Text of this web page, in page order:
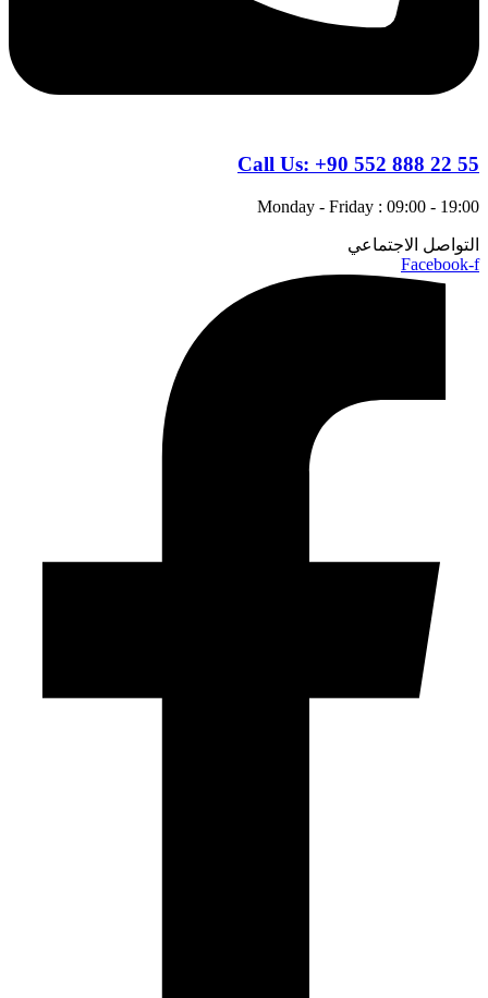
Call Us: +90 552 888 22 55
Monday - Friday : 09:00 - 19:00
التواصل الاجتماعي
Facebook-f